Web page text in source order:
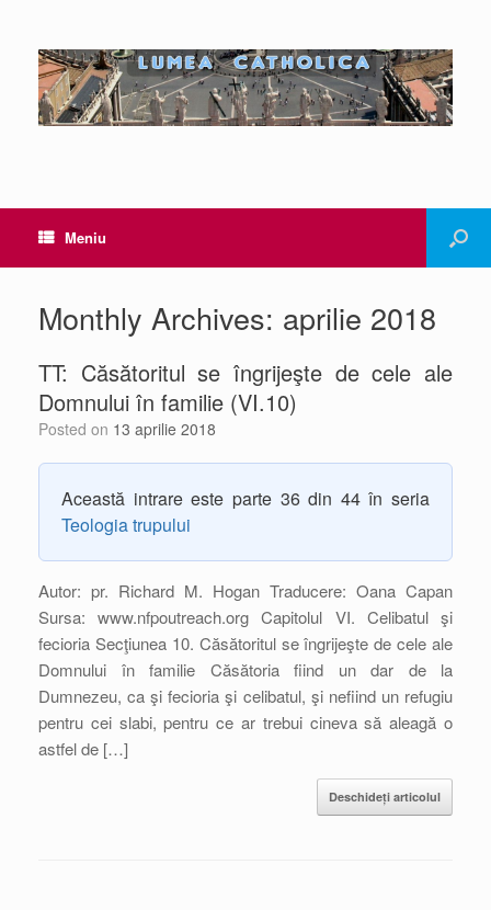
Meniu
Monthly Archives: aprilie 2018
TT: Căsătoritul se îngrijeşte de cele ale
Domnului în familie (VI.10)
Posted on 13 aprilie 2018
Această intrare este parte 36 din 44 în seria
Teologia trupului
Autor: pr. Richard M. Hogan Traducere: Oana Capan
Sursa: www.nfpoutreach.org Capitolul VI. Celibatul şi
fecioria Secţiunea 10. Căsătoritul se îngrijeşte de cele ale
Domnului în familie Căsătoria fiind un dar de la
Dumnezeu, ca şi fecioria şi celibatul, şi nefiind un refugiu
pentru cei slabi, pentru ce ar trebui cineva să aleagă o
astfel de […]
Deschideți articolul